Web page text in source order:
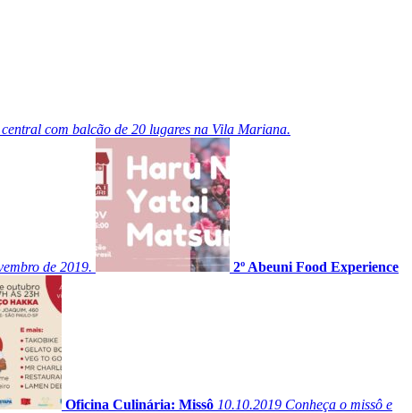
com balcão de 20 lugares na Vila Mariana.
de 2019. 2º Abeuni Food Experience
Oficina Culinária: Missô 10.10.2019 Conheça o missô e